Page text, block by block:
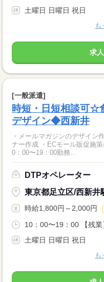
土曜日 日曜日 祝日
も
求
[一般派遣]
時短・日短相談可☆
デザイン◆西新井
・メールマガジンのデザイン
ナー作成 ・ECモール販促施策
0：00〜19：00勤務...
DTPオペレーター
東京都足立区/西新井
時給1,800円～2,000円
10：00〜19：00 【残業
土曜日 日曜日 祝日
も